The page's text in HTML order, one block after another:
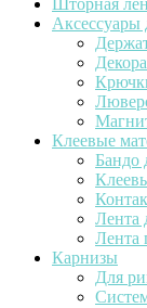
Шторная
Аксессуары
Клеевые
Бандо
Лента
Лента
Карнизы
Для